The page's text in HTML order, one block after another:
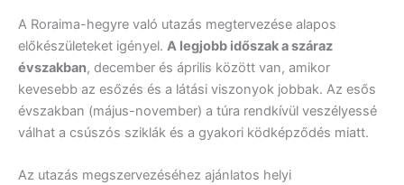
A Roraima-hegyre való utazás megtervezése alapos
előkészületeket igényel. A legjobb időszak a száraz
évszakban, december és április között van, amikor
kevesebb az esőzés és a látási viszonyok jobbak. Az esős
évszakban (május-november) a túra rendkívül veszélyessé
válhat a csúszós sziklák és a gyakori ködképződés miatt.
Az utazás megszervezéséhez ajánlatos helyi